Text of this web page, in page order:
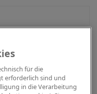
für die
erforderlich sind und
in die Verarbeitung